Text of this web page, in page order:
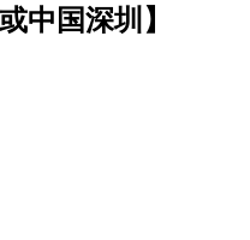
中国深圳】